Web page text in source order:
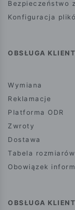
Bezpieczeństwo
Konfiguracja
OBSŁUGA
Wymiana
Reklamacje
Platforma ODR
Zwroty
Dostawa
Tabela rozmiarów
Obowiązek
OBSŁUGA